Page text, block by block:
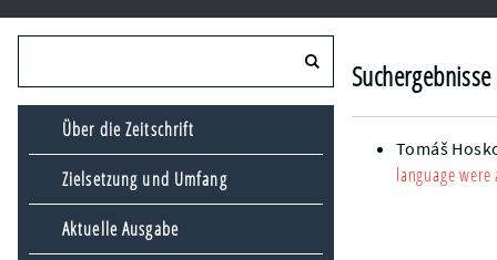
Über die Zeitschrift
Zielsetzung und Umfang
Aktuelle Ausgabe
Tomáš
language